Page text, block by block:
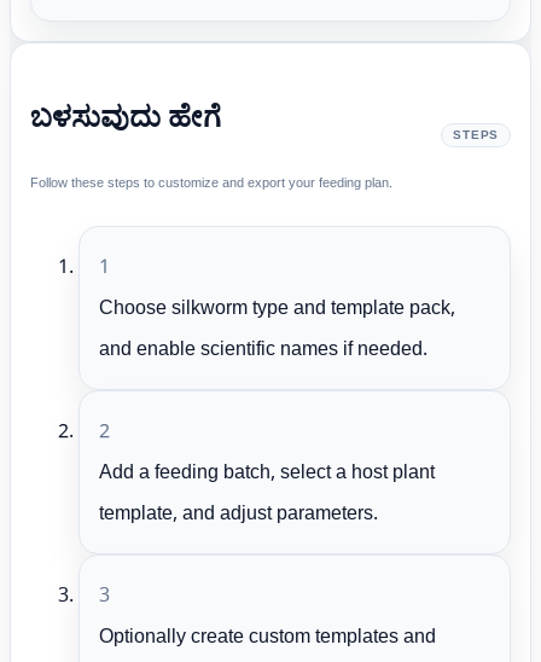
ಬಳಸುವುದು ಹೇಗೆ
Follow these steps to customize and export your feeding plan.
STEPS
1
Choose silkworm type and template pack,
and enable scientific names if needed.
2
Add a feeding batch, select a host plant
template, and adjust parameters.
3
Optionally create custom templates and